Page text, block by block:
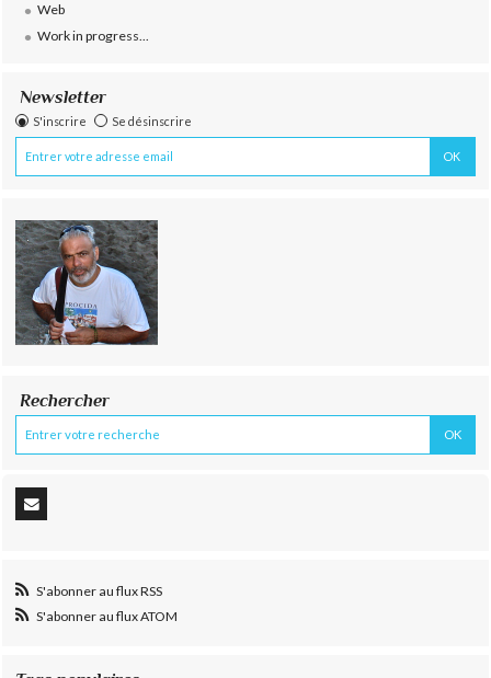
Web
Work in progress...
Newsletter
S'inscrire Se désinscrire
Rechercher
S'abonner au flux RSS
S'abonner au flux ATOM